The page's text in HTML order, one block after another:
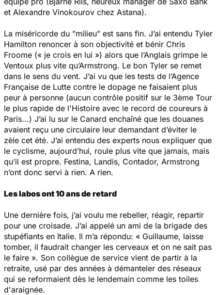
et Alexandre Vinokourov chez Astana).
La miséricorde du "milieu" est sans fin. J’ai entendu Tyler
Hamilton renoncer à son objectivité et bénir Chris
Froome (« je crois en lui ») alors que l’Anglais grimpe le
Ventoux plus vite qu’Armstrong. Le bon Tyler se remet
dans le sens du vent. J’ai vu que les tests de l’Agence
Française de Lutte contre le dopage ne faisaient plus
peur à personne (aucun contrôle positif sur le 3ème Tour
le plus rapide de l'Histoire avec le record de coureurs à
Paris...) J’ai lu sur le Canard enchaîné que les douanes
avaient reçu une circulaire leur demandant d’éviter le
zèle cet été. J’ai entendu des experts nous expliquer que
le cyclisme, aujourd’hui, roule plus vite que jamais, mais
qu’il est propre. Festina, Landis, Contador, Armstrong
n’ont donc servi à rien. A rien.
Les labos ont 10 ans de retard
Une dernière fois, j’ai voulu me rebeller, réagir, repartir
pour une croisade. J’ai appelé un ami de la brigade des
stupéfiants en Italie. Il m’a répondu: « Guillaume, laisse
tomber, il faudrait changer les cerveaux et on ne sait pas
le faire ». Son collègue de service vient de partir à la
retraite, usé par des années à démanteler des réseaux
qui se reformaient dès le lendemain comme les toiles
d'araignée.